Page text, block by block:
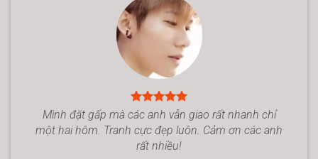
Mình đặt gấp mà các anh vẫn giao rất nhanh chỉ
một hai hôm. Tranh cực đẹp luôn. Cảm ơn các anh
rất nhiều!